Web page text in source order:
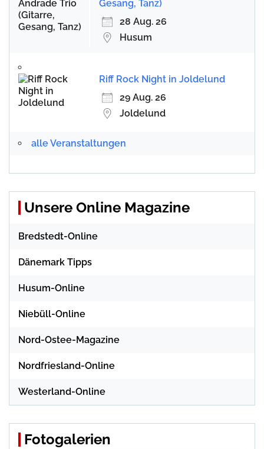
Gesang, Tanz)
28 Aug. 26
Husum
Riff Rock Night in Joldelund
29 Aug. 26
Joldelund
alle Veranstaltungen
Unsere Online Magazine
Bredstedt-Online
Dänemark Tipps
Husum-Online
Niebüll-Online
Nord-Ostee-Magazine
Nordfriesland-Online
Westerland-Online
Fotogalerien